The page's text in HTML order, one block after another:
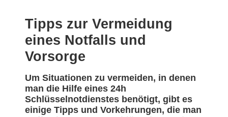
Tipps zur Vermeidung
eines Notfalls und
Vorsorge
Um Situationen zu vermeiden, in denen
man die Hilfe eines 24h
Schlüsselnotdienstes benötigt, gibt es
einige Tipps und Vorkehrungen, die man